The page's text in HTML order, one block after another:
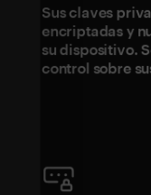
Sus claves
encriptadas y
su dispositivo.
control sobre